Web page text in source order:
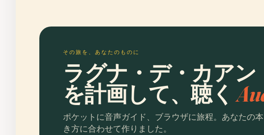
その旅を、あなたのものに
ラグナ・デ・カアン
を計画して、聴く
ポケットに音声ガイド、ブラウザに旅程。あなたの
き方に合わせて作りました。